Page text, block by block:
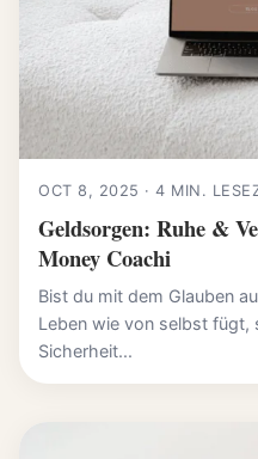
OCT 8, 2025 · 4 MIN.
Geldsorgen: Ruhe &
Money Coachi
Bist du mit dem Glauben
Leben wie von selbst fügt,
Sicherheit...